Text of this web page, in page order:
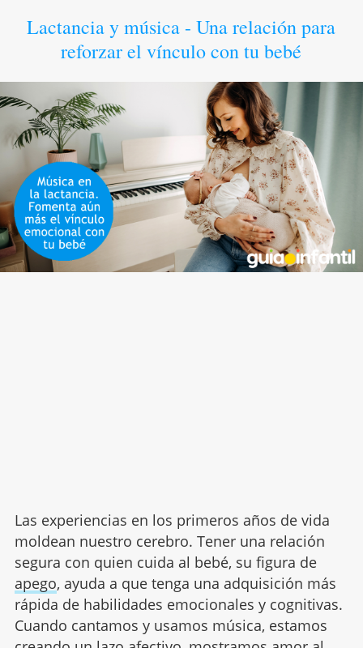
Lactancia y música - Una relación para
reforzar el vínculo con tu bebé
Las experiencias en los primeros años de vida
moldean nuestro cerebro. Tener una relación
segura con quien cuida al bebé, su figura de
apego, ayuda a que tenga una adquisición más
rápida de habilidades emocionales y cognitivas.
Cuando cantamos y usamos música, estamos